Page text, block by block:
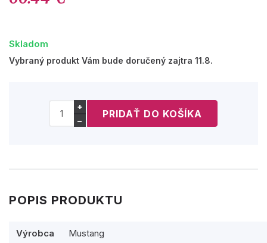
Skladom
Vybraný produkt Vám bude doručený zajtra 11.8.
+
−
POPIS PRODUKTU
Výrobca Mustang